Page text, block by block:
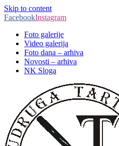
Skip to content
FacebookInstagram
Foto galerije
Video galerija
Foto dana – arhiva
Novosti – arhiva
NK Sloga